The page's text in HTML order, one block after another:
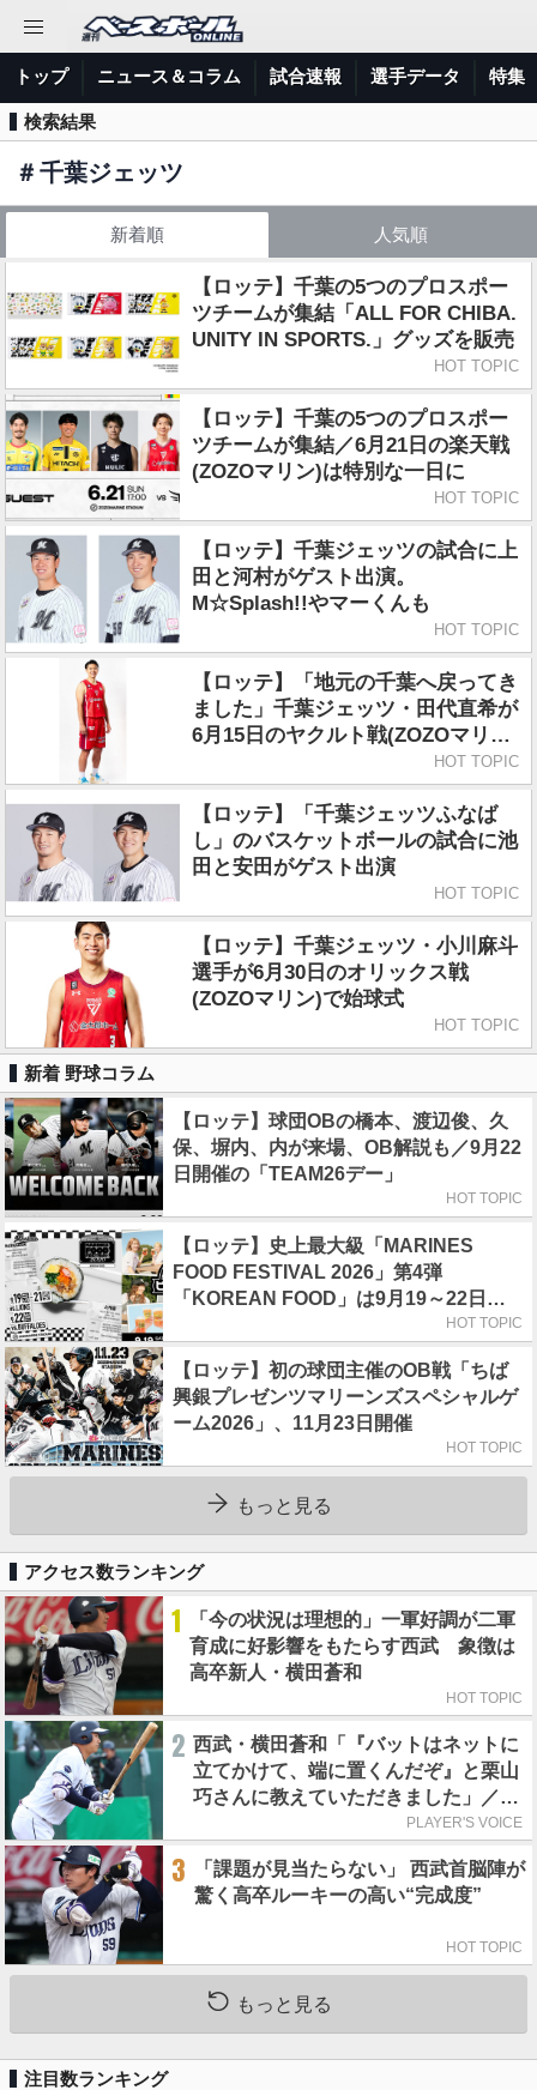
トップ ニュース＆コラム 試合速報 選手データ 特集
検索結果
＃千葉ジェッツ
新着順 人気順
【ロッテ】千葉の5つのプロスポー
ツチームが集結「ALL FOR CHIBA.
UNITY IN SPORTS.」グッズを販売
HOT TOPIC
【ロッテ】千葉の5つのプロスポー
ツチームが集結／6月21日の楽天戦
(ZOZOマリン)は特別な一日に
HOT TOPIC
【ロッテ】千葉ジェッツの試合に上
田と河村がゲスト出演。
M☆Splash!!やマーくんも
HOT TOPIC
【ロッテ】「地元の千葉へ戻ってき
ました」千葉ジェッツ・田代直希が
6月15日のヤクルト戦(ZOZOマリン)
HOT TOPIC
【ロッテ】「千葉ジェッツふなば
し」のバスケットボールの試合に池
田と安田がゲスト出演
HOT TOPIC
【ロッテ】千葉ジェッツ・小川麻斗
選手が6月30日のオリックス戦
(ZOZOマリン)で始球式
HOT TOPIC
新着 野球コラム
【ロッテ】球団OBの橋本、渡辺俊、久
保、塀内、内が来場、OB解説も／9月22
日開催の「TEAM26デー」
HOT TOPIC
【ロッテ】史上最大級「MARINES
FOOD FESTIVAL 2026」第4弾
「KOREAN FOOD」は9月19～22日／
HOT TOPIC
【ロッテ】初の球団主催のOB戦「ちば
興銀プレゼンツマリーンズスペシャルゲ
ーム2026」、11月23日開催
HOT TOPIC
もっと見る
アクセス数ランキング
1
「今の状況は理想的」一軍好調が二軍
育成に好影響をもたらす西武 象徴は
高卒新人・横田蒼和
HOT TOPIC
2 西武・横田蒼和「『バットはネットに
立てかけて、端に置くんだぞ』と栗山
巧さんに教えていただきました」／憧
PLAYER'S VOICE
3
「課題が見当たらない」 西武首脳陣が
驚く高卒ルーキーの高い“完成度”
HOT TOPIC
もっと見る
注目数ランキング